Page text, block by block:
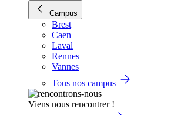
Campus
Brest
Caen
Laval
Rennes
Vannes
Tous nos campus
Viens nous rencontrer !